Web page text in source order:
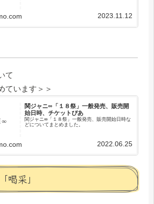
2023.11.12
て
ています＞＞
関ジャニ∞「１８祭」一般発売、販売開
始日時、チケットぴあ
関ジャニ∞「１８祭」一般発売、販売開始日時な
どについてまとめました。
2022.06.25
喝采」